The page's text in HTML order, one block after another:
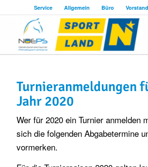
Service Allgemein Büro Vorstand
Turnieranmeldungen
Jahr 2020
Wer für 2020 ein Turnier anmelden
sich die folgenden Abgabetermine
vormerken.